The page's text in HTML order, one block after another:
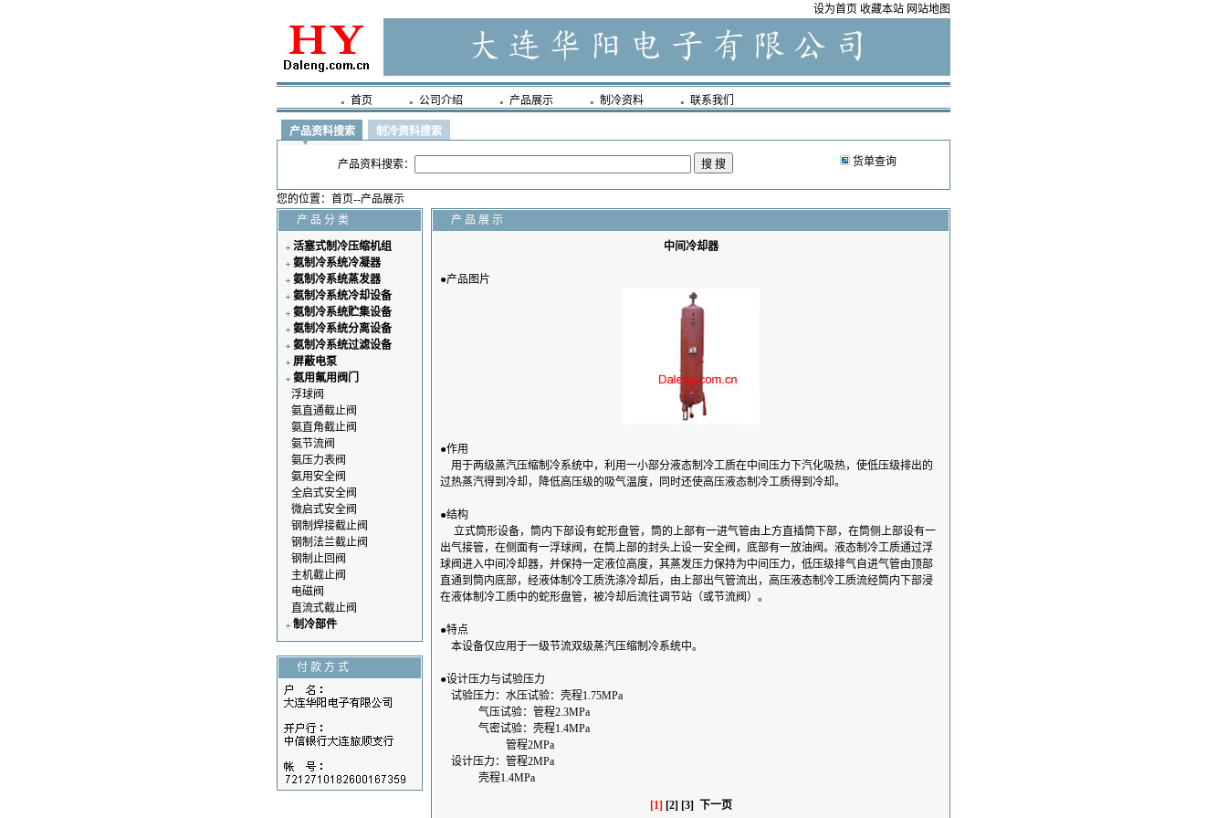
设为首页 收藏本站 网站地图
首页 公司介绍 产品展示 制冷资料 联系我们
产品资料搜索 制冷资料搜索
产品资料搜索： 货单查询
您的位置 ： 首页--产品展示
产 品 分 类
活塞式制冷压缩机组
氨制冷系统冷凝器
氨制冷系统蒸发器
氨制冷系统冷却设备
氨制冷系统贮集设备
氨制冷系统分离设备
氨制冷系统过滤设备
屏蔽电泵
氨用氟用阀门
浮球阀
氨直通截止阀
氨直角截止阀
氨节流阀
氨压力表阀
氨用安全阀
全启式安全阀
微启式安全阀
钢制焊接截止阀
钢制法兰截止阀
钢制止回阀
主机截止阀
电磁阀
直流式截止阀
制冷部件
付 款 方 式
产 品 展 示
中间冷却器
●产品图片
●作用
用于两级蒸汽压缩制冷系统中，利用一小部分液态制冷工质在中间压力下汽化吸热，使低压级排出的
过热蒸汽得到冷却，降低高压级的吸气温度，同时还使高压液态制冷工质得到冷却。
●结构
立式筒形设备，筒内下部设有蛇形盘管，筒的上部有一进气管由上方直插筒下部，在筒侧上部设有一
出气接管，在侧面有一浮球阀，在筒上部的封头上设一安全阀，底部有一放油阀。液态制冷工质通过浮
球阀进入中间冷却器，并保持一定液位高度，其蒸发压力保持为中间压力，低压级排气自进气管由顶部
直通到筒内底部，经液体制冷工质洗涤冷却后，由上部出气管流出，高压液态制冷工质流经筒内下部浸
在液体制冷工质中的蛇形盘管，被冷却后流往调节站（或节流阀）。
●特点
本设备仅应用于一级节流双级蒸汽压缩制冷系统中。
●设计压力与试验压力
试验压力：水压试验：壳程1.75MPa
气压试验：管程2.3MPa
气密试验：壳程1.4MPa
管程2MPa
设计压力：管程2MPa
壳程1.4MPa
[1] [2] [3] 下一页